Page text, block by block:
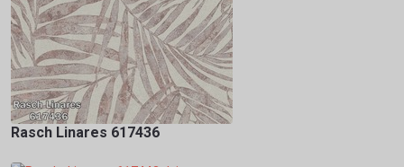
Rasch Linares 617436